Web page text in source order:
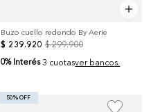
Buzo cuello redondo By Aerie
$ 239.920 $ 299.900
0% Interés 3 cuotasver bancos.
50% OFF